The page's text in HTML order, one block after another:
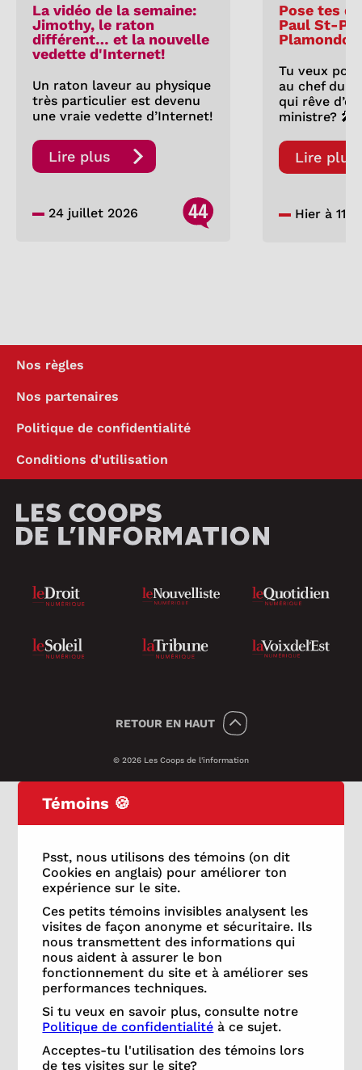
La vidéo de la semaine:
Jimothy, le raton
différent… et la nouvelle
vedette d'Internet!
Un raton laveur au physique
très particulier est devenu
une vraie vedette d’Internet!
Lire plus
24 juillet 2026 44
Pose tes
Paul St-
Tu veux
au chef du
qui rêve
ministre? 🎤
Lire plus
Hier à
Nos règles
Nos partenaires
Politique de confidentialité
Conditions d'utilisation
RETOUR EN HAUT
© 2026 Les Coops de l'information
Témoins 🍪
Psst, nous utilisons des témoins (on dit
Cookies en anglais) pour améliorer ton
expérience sur le site.
Ces petits témoins invisibles analysent les
visites de façon anonyme et sécuritaire. Ils
nous transmettent des informations qui
nous aident à assurer le bon
fonctionnement du site et à améliorer ses
performances techniques.
Si tu veux en savoir plus, consulte notre
Politique de confidentialité à ce sujet.
Acceptes-tu l'utilisation des témoins lors
de tes visites sur le site?